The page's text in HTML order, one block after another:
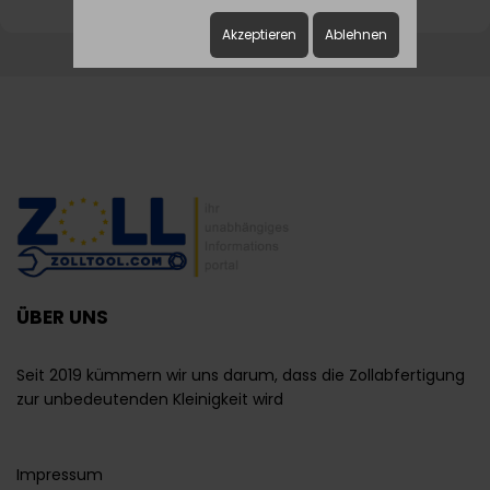
ÜBER UNS
Seit 2019 kümmern wir uns darum, dass die Zollabfertigung
zur unbedeutenden Kleinigkeit wird
Impressum
Akzeptieren Ablehnen